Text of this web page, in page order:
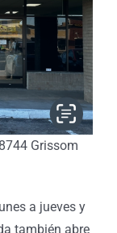
Grissom
a jueves y
también abre